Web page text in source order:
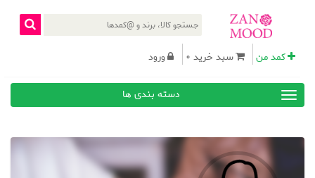
کمد من سبد خرید 0 ورود
دسته بندی ها